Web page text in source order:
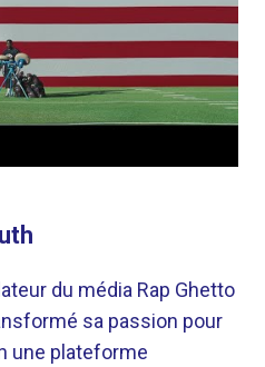
du média Rap Ghetto
sa passion pour
une plateforme